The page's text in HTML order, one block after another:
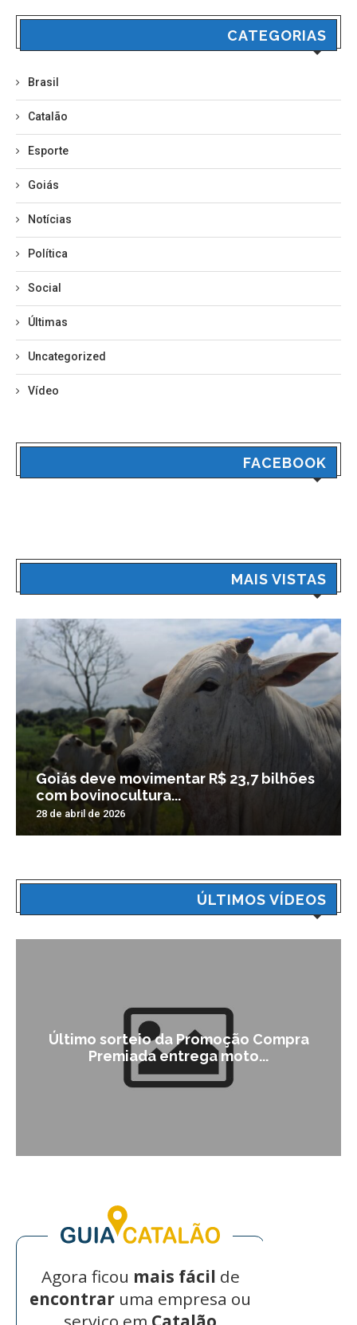
CATEGORIAS
Brasil
Catalão
Esporte
Goiás
Notícias
Política
Social
Últimas
Uncategorized
Vídeo
FACEBOOK
MAIS VISTAS
Goiás deve movimentar R$ 23,7 bilhões
com bovinocultura...
28 de abril de 2026
ÚLTIMOS VÍDEOS
Último sorteio da Promoção Compra
Premiada entrega moto...